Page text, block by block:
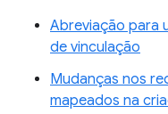
Abreviação para
de vinculação
Mudanças nos
mapeados na